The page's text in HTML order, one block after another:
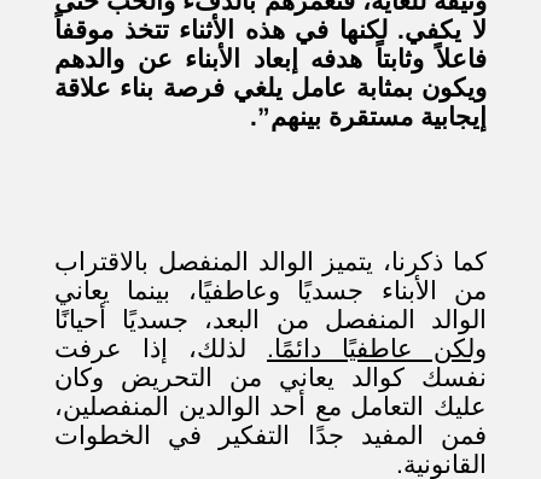
لا يكفي. لكنها في هذه الأثناء تتخذ موقفاً
فاعلاً وثابتاً هدفه إبعاد الأبناء عن والدهم
ويكون بمثابة عامل يلغي فرصة بناء علاقة
إيجابية مستقرة بينهم”.
كما ذكرنا، يتميز الوالد المنفصل بالاقتراب
من الأبناء جسديًا وعاطفيًا، بينما يعاني
الوالد المنفصل من البعد، جسديًا أحيانًا
ولكن عاطفيًا دائمًا. لذلك، إذا عرفت
نفسك كوالد يعاني من التحريض وكان
عليك التعامل مع أحد الوالدين المنفصلين،
فمن المفيد جدًا التفكير في الخطوات
القانونية.